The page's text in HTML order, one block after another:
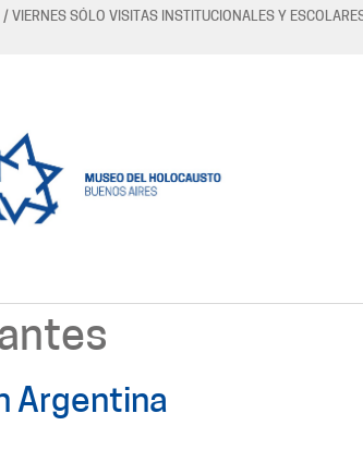
SÓLO VISITAS INSTITUCIONALES Y
Argentina